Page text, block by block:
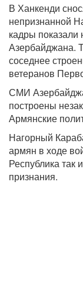
В Ханкенди
непризнанной
кадры показали
Азербайджана.
соседнее
ветеранов
СМИ
построены
Армянские
Нагорный
армян в ходе
Республика так
признания.